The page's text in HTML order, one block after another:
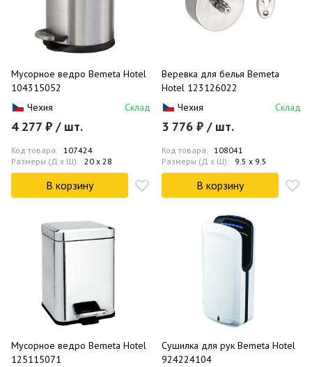
Мусорное ведро Bemeta Hotel
104315052
Чехия
Склад
4 277 ₽ / шт.
Код товара: 107424
Размеры (Д x Ш): 20 x 28
В корзину
Веревка для белья Bemeta
Hotel 123126022
Чехия
Склад
3 776 ₽ / шт.
Код товара: 108041
Размеры (Д x Ш): 9.5 x 9.5
В корзину
Мусорное ведро Bemeta Hotel
125115071
Сушилка для рук Bemeta Hotel
924224104